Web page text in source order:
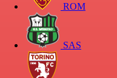
ROM
SAS